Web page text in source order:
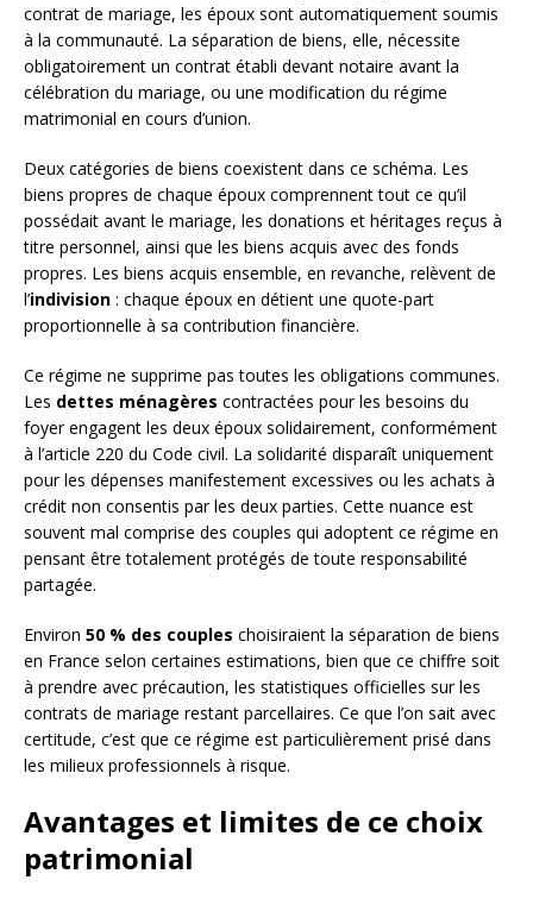
contrat de mariage, les époux sont automatiquement soumis
à la communauté. La séparation de biens, elle, nécessite
obligatoirement un contrat établi devant notaire avant la
célébration du mariage, ou une modification du régime
matrimonial en cours d’union.
Deux catégories de biens coexistent dans ce schéma. Les
biens propres de chaque époux comprennent tout ce qu’il
possédait avant le mariage, les donations et héritages reçus à
titre personnel, ainsi que les biens acquis avec des fonds
propres. Les biens acquis ensemble, en revanche, relèvent de
l’indivision : chaque époux en détient une quote-part
proportionnelle à sa contribution financière.
Ce régime ne supprime pas toutes les obligations communes.
Les dettes ménagères contractées pour les besoins du
foyer engagent les deux époux solidairement, conformément
à l’article 220 du Code civil. La solidarité disparaît uniquement
pour les dépenses manifestement excessives ou les achats à
crédit non consentis par les deux parties. Cette nuance est
souvent mal comprise des couples qui adoptent ce régime en
pensant être totalement protégés de toute responsabilité
partagée.
Environ 50 % des couples choisiraient la séparation de biens
en France selon certaines estimations, bien que ce chiffre soit
à prendre avec précaution, les statistiques officielles sur les
contrats de mariage restant parcellaires. Ce que l’on sait avec
certitude, c’est que ce régime est particulièrement prisé dans
les milieux professionnels à risque.
Avantages et limites de ce choix
patrimonial